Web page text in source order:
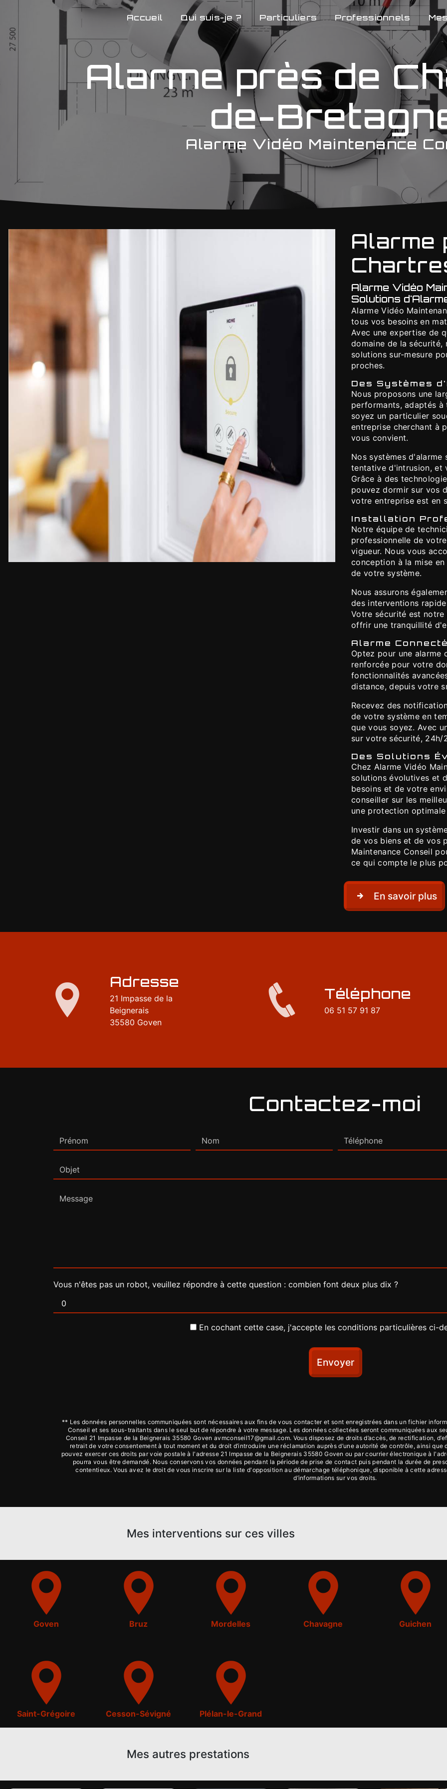
Accueil Qui suis-je ? Particuliers Professionnels
Alarme près de
de-
Alarme Vidéo Maintenance
Alarme
Alarme Vidéo
Solutions
Alarme Vidéo
tous vos besoins en
Avec une expertise de
domaine de la
solutions sur-mesure
proches.
Des Systèmes
Nous proposons une
performants, adaptés
soyez un particulier
entreprise cherchant à
vous convient.
Nos systèmes
tentative d'intrusion, et
Grâce à des
pouvez dormir sur vos
votre entreprise est en
Installation
Notre équipe de
professionnelle de
vigueur. Nous vous
conception à la mise
de votre système.
Nous assurons
des interventions
Votre sécurité est
offrir une tranquillité
Alarme
Optez pour une
renforcée pour votre
fonctionnalités
distance, depuis votre
Recevez des
de votre système en
que vous soyez. Avec
sur votre sécurité, 24h/
Des Solutions
Chez Alarme Vidéo
solutions évolutives et
besoins et de votre
conseiller sur les
une protection
Investir dans un
de vos biens et de vos
Maintenance Conseil
ce qui compte le plus
En savoir plus
Adresse
21 Impasse de la
Beignerais
35580 Goven
Téléphone
06 51 57 91 87
Contactez-moi
Vous n'êtes pas un robot, veuillez répondre à cette question : combien font deux plus dix ?
En cochant cette case, j'accepte les conditions particulières ci-
Envoyer
** Les données personnelles communiquées sont nécessaires aux fins de vous contacter et sont enregistrées dans un fichier
Conseil et ses sous-traitants dans le seul but de répondre à votre message. Les données collectées seront communiquées aux
Conseil 21 Impasse de la Beignerais 35580 Goven avmconseil17@gmail.com. Vous disposez de droits d’accès, de rectification,
retrait de votre consentement à tout moment et du droit d’introduire une réclamation auprès d’une autorité de contrôle, ainsi que
pouvez exercer ces droits par voie postale à l'adresse 21 Impasse de la Beignerais 35580 Goven ou par courrier électronique à
pourra vous être demandé. Nous conservons vos données pendant la période de prise de contact puis pendant la durée de
contentieux. Vous avez le droit de vous inscrire sur la liste d'opposition au démarchage téléphonique, disponible à cette
d’informations sur vos droits.
Mes interventions sur ces villes
Goven Bruz Mordelles Chavagne Guichen
Saint-Grégoire Cesson-Sévigné Plélan-le-Grand
Mes autres prestations
Panneau de gestion des cookies